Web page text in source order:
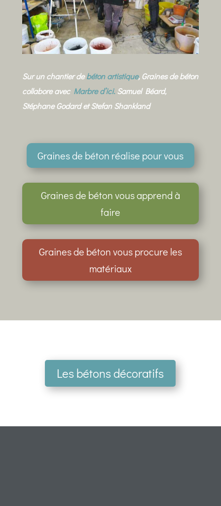
Sur un chantier debéton artistique, Graines de béton
collabore avec Marbre d’ici.Samuel Béard,
Stéphane Godard et Stefan Shankland
Graines de béton réalise pour vous
Graines de béton vous apprend à
faire
Graines de béton vous procure les
matériaux
Les bétons décoratifs